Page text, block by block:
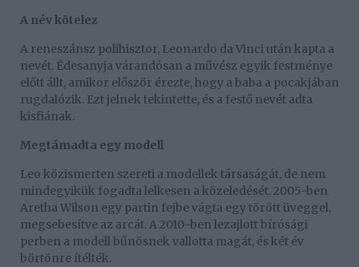
A név kötelez
A reneszánsz polihisztor, Leonardo da Vinci után kapta a
nevét. Édesanyja várandósan a művész egyik festménye
előtt állt, amikor először érezte, hogy a baba a pocakjában
rugdalózik. Ezt jelnek tekintette, és a festő nevét adta
kisfiának.
Megtámadta egy modell
Leo közismerten szereti a modellek társaságát, de nem
mindegyikük fogadta lelkesen a közeledését. 2005-ben
Aretha Wilson egy partin fejbe vágta egy törött üveggel,
megsebesítve az arcát. A 2010-ben lezajlott bírósági
perben a modell bűnösnek vallotta magát, és két év
börtönre ítélték.